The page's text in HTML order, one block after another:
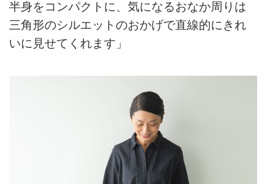
半身をコンパクトに、気になるおなか周りは
三角形のシルエットのおかげで直線的にきれ
いに見せてくれます」